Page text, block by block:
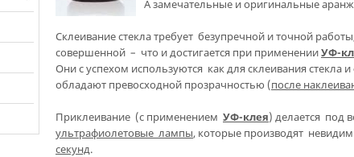
А замечательные и оригинальные
Склеивание стекла требует безупречной и точной
совершенной – что и достигается при примененииУФ-
Они с успехом используются как для склеивания стекла и
обладают превосходной прозрачностью (после
Приклеивание (с применением УФ-клея) делается под
ультрафиолетовые лампы, которые производят
секунд.